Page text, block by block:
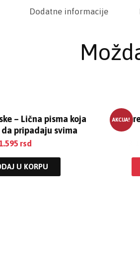
Dodatne informacije
– Lična pisma koja
pripadaju svima
rsd
U KORPU
AKCIJA!